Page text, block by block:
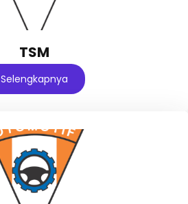
TSM
Selengkapnya